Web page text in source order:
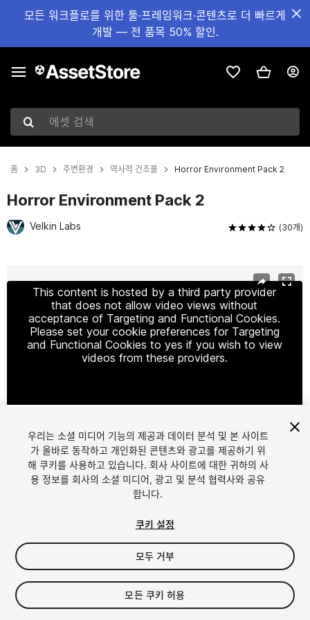
모든 워크플로를 위한 툴·프레임워크·콘텐츠로 더 빠르게
개발 — 전 품목 50% 할인.
에셋 검색
홈 3D 주변환경 역사적 건조물 Horror Environment Pack 2
Horror Environment Pack 2
Velkin Labs (30개)
This content is hosted by a third party provider
that does not allow video views without
acceptance of Targeting and Functional Cookies.
Please set your cookie preferences for Targeting
and Functional Cookies to yes if you wish to view
videos from these providers.
1/37
$85.99
세금/부가세는 결제 시 반영됩니다.
우리는 소셜 미디어 기능의 제공과 데이터 분석 및 본 사이트
가 올바로 동작하고 개인화된 콘텐츠와 광고를 제공하기 위
해 쿠키를 사용하고 있습니다. 회사 사이트에 대한 귀하의 사
용 정보를 회사의 소셜 미디어, 광고 및 분석 협력사와 공유
합니다.
쿠키 설정
모두 거부
모든 쿠키 허용